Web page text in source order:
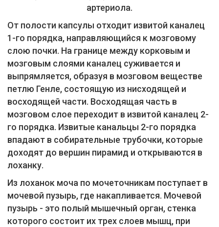
артериола.
От полости капсулы отходит извитой каналец
1-го порядка, направляющийся к мозговому
слою почки. На границе между корковым и
мозговым слоями каналец суживается и
выпрямляется, образуя в мозговом веществе
петлю Генле, состоящую из нисходящей и
восходящей части. Восходящая часть в
мозговом слое переходит в извитой каналец 2-
го порядка. Извитые канальцы 2-го порядка
впадают в собирательные трубочки, которые
доходят до вершин пирамид и открываются в
лоханку.
Из лоханок моча по мочеточникам поступает в
мочевой пузырь, где накапливается. Мочевой
пузырь - это полый мышечный орган, стенка
которого состоит их трех слоев мышц, при